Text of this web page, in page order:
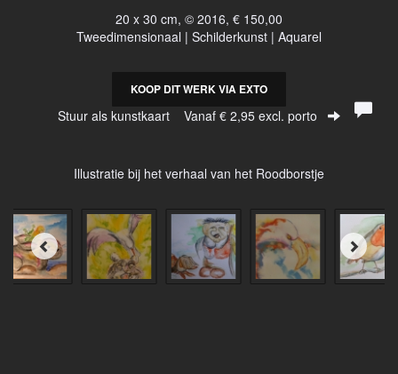
20 x 30 cm, © 2016, € 150,00
Tweedimensionaal | Schilderkunst | Aquarel
KOOP DIT WERK VIA EXTO
Stuur als kunstkaart Vanaf € 2,95 excl. porto
Illustratie bij het verhaal van het Roodborstje